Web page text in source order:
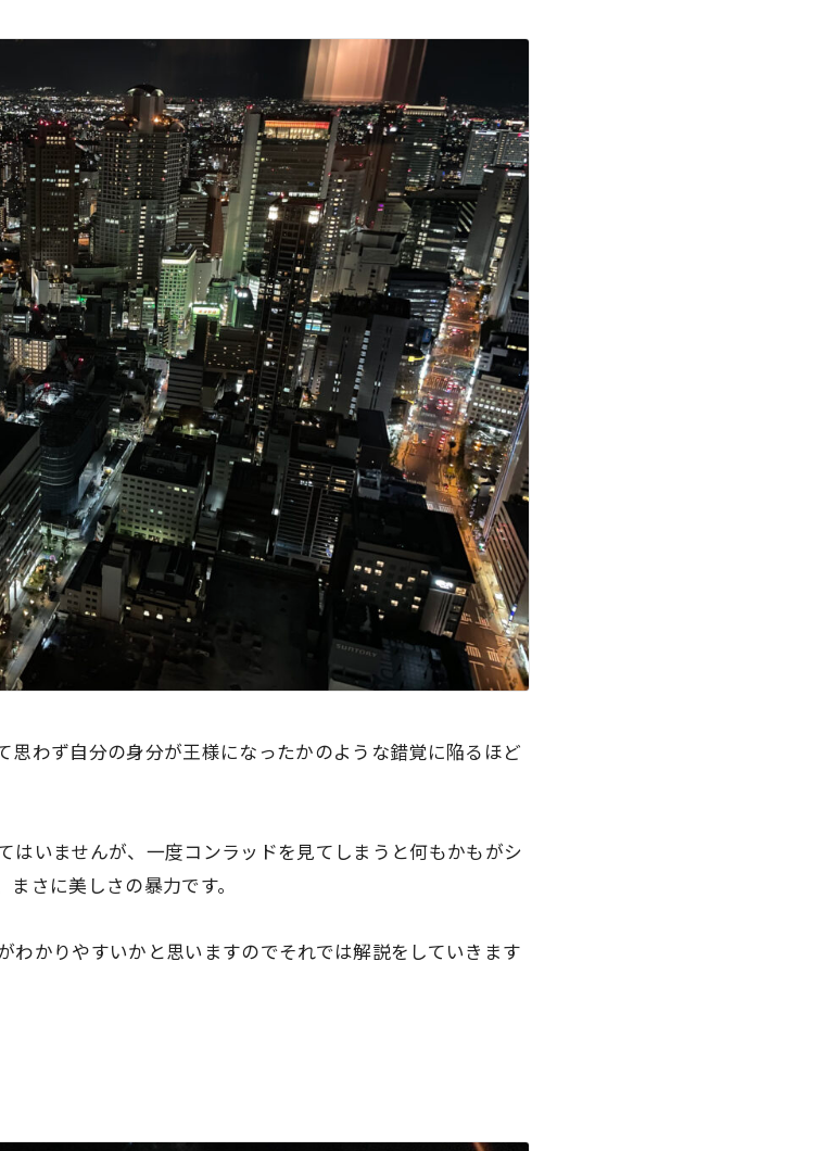
思わず自分の身分が王様になったかのような錯覚に陥るほど
はいませんが、一度コンラッドを見てしまうと何もかもがシ
まさに美しさの暴力です。
わかりやすいかと思いますのでそれでは解説をしていきます